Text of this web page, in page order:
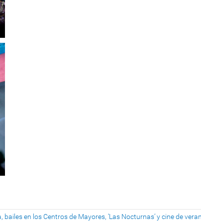
en los Centros de Mayores, ‘Las Nocturnas‘ y cine de